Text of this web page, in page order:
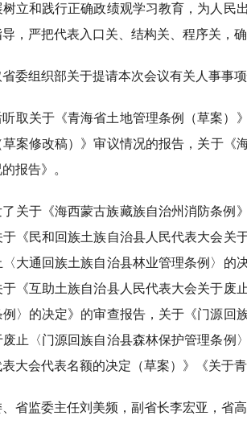
立和践行正确政绩观学习教育，为人民
，严把代表入口关、结构关、程序关，
委组织部关于提请本次会议有关人事事
取关于《青海省土地管理条例（草案）
案修改稿）》审议情况的报告，关于《
报告》。
关于《海西蒙古族藏族自治州消防条例
《民和回族土族自治县人民代表大会关
大通回族土族自治县林业管理条例〉的
《互助土族自治县人民代表大会关于废
〉的决定》的审查报告，关于《门源回
止〈门源回族自治县森林保护管理条例
大会代表名额的决定（草案）》《关于
省监委主任刘美频，副省长李宏亚，省